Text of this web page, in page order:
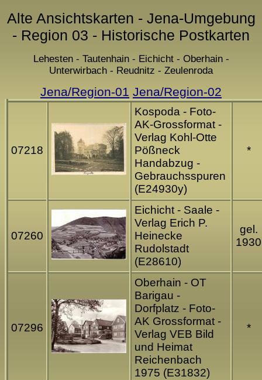
Alte Ansichtskarten - Jena-Umgebung
- Region 03 - Historische Postkarten
Lehesten - Tautenhain - Eichicht - Oberhain -
Unterwirbach - Reudnitz - Zeulenroda
Jena/Region-01 Jena/Region-02
07218
Kospoda - Foto-
AK-Grossformat -
Verlag Kohl-Otte
Pößneck
Handabzug -
Gebrauchsspuren
(E24930y)
*
07260
Eichicht - Saale -
Verlag Erich P.
Heinecke
Rudolstadt
(E28610)
gel.
1930
07296
Oberhain - OT
Barigau -
Dorfplatz - Foto-
AK Grossformat -
Verlag VEB Bild
und Heimat
Reichenbach
1975 (E31832)
*